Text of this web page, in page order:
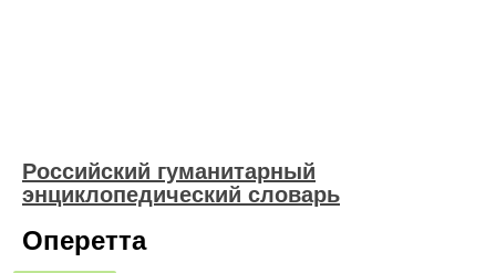
Российский гуманитарный
энциклопедический словарь
Оперетта